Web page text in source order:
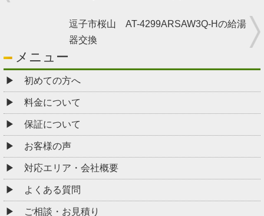
逗子市桜山 AT-4299ARSAW3Q-Hの給湯
器交換
メニュー
初めての方へ
料金について
保証について
お客様の声
対応エリア・会社概要
よくある質問
ご相談・お見積り